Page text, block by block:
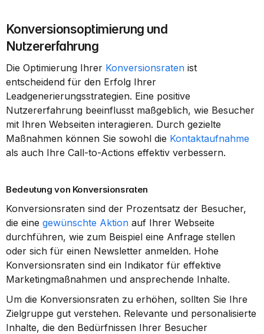
Konversionsoptimierung und
Nutzererfahrung
Die Optimierung Ihrer Konversionsraten ist
entscheidend für den Erfolg Ihrer
Leadgenerierungsstrategien. Eine positive
Nutzererfahrung beeinflusst maßgeblich, wie Besucher
mit Ihren Webseiten interagieren. Durch gezielte
Maßnahmen können Sie sowohl die Kontaktaufnahme
als auch Ihre Call-to-Actions effektiv verbessern.
Bedeutung von Konversionsraten
Konversionsraten sind der Prozentsatz der Besucher,
die eine gewünschte Aktion auf Ihrer Webseite
durchführen, wie zum Beispiel eine Anfrage stellen
oder sich für einen Newsletter anmelden. Hohe
Konversionsraten sind ein Indikator für effektive
Marketingmaßnahmen und ansprechende Inhalte.
Um die Konversionsraten zu erhöhen, sollten Sie Ihre
Zielgruppe gut verstehen. Relevante und personalisierte
Inhalte, die den Bedürfnissen Ihrer Besucher